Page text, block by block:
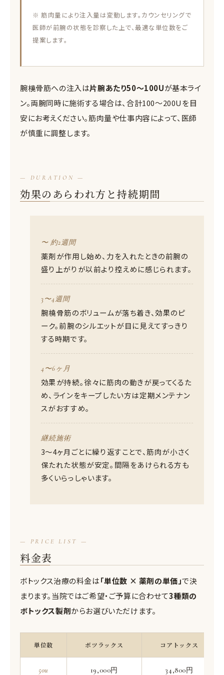
※ 筋肉量により注入量は変動します。カウンセリングで
医師が前腕の状態を診察した上で、最適な単位数をご
提案します。
腕橈骨筋への注入は片腕あたり50〜100Uが基本ライ
ン。両腕同時に施術する場合は、合計100〜200Uを目
安にお考えください。筋肉量や仕事内容によって、医師
が慎重に調整します。
— DURATION —
効果のあらわれ方と持続期間
〜 約2週間
薬剤が作用し始め、力を入れたときの前腕の
盛り上がりが以前より控えめに感じられます。
3〜4週間
腕橈骨筋のボリュームが落ち着き、効果のピ
ーク。前腕のシルエットが目に見えてすっきり
する時期です。
4〜6ヶ月
効果が持続。徐々に筋肉の動きが戻ってくるた
め、ラインをキープしたい方は定期メンテナン
スがおすすめ。
継続施術
3〜4ヶ月ごとに繰り返すことで、筋肉が小さく
保たれた状態が安定。間隔をあけられる方も
多くいらっしゃいます。
— PRICE LIST —
料金表
ボトックス治療の料金は「単位数 × 薬剤の単価」で決
まります。当院ではご希望・ご予算に合わせて3種類の
ボトックス製剤からお選びいただけます。
単位数 ボツラックス コアトックス
50u 19,000円 34,800円